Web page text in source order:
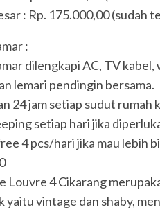
: Rp. 175.000,00 (sudah
:
dilengkapi AC, TV kabel,
lemari pendingin bersama.
24 jam setiap sudut rumah
setiap hari jika
4 pcs/hari jika mau lebih
Louvre 4 Cikarang
yaitu vintage dan shaby,